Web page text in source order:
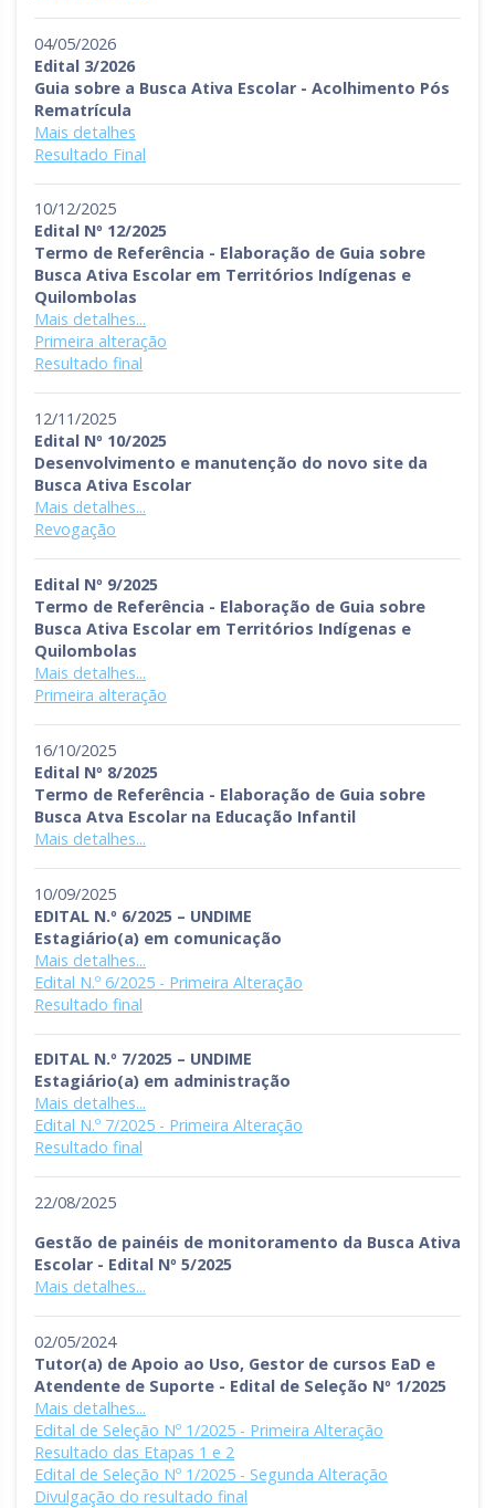
04/05/2026
Edital 3/2026
Guia sobre a Busca Ativa Escolar - Acolhimento Pós
Rematrícula
Mais detalhes
Resultado Final
10/12/2025
Edital Nº 12/2025
Termo de Referência - Elaboração de Guia sobre
Busca Ativa Escolar em Territórios Indígenas e
Quilombolas
Mais detalhes...
Primeira alteração
Resultado final
12/11/2025
Edital Nº 10/2025
Desenvolvimento e manutenção do novo site da
Busca Ativa Escolar
Mais detalhes...
Revogação
Edital Nº 9/2025
Termo de Referência - Elaboração de Guia sobre
Busca Ativa Escolar em Territórios Indígenas e
Quilombolas
Mais detalhes...
Primeira alteração
16/10/2025
Edital Nº 8/2025
Termo de Referência - Elaboração de Guia sobre
Busca Atva Escolar na Educação Infantil
Mais detalhes...
10/09/2025
EDITAL N.º 6/2025 – UNDIME
Estagiário(a) em comunicação
Mais detalhes...
Edital N.º 6/2025 - Primeira Alteração
Resultado final
EDITAL N.º 7/2025 – UNDIME
Estagiário(a) em administração
Mais detalhes...
Edital N.º 7/2025 - Primeira Alteração
Resultado final
22/08/2025
Gestão de painéis de monitoramento da Busca Ativa
Escolar - Edital Nº 5/2025
Mais detalhes...
02/05/2024
Tutor(a) de Apoio ao Uso, Gestor de cursos EaD e
Atendente de Suporte - Edital de Seleção Nº 1/2025
Mais detalhes...
Edital de Seleção Nº 1/2025 - Primeira Alteração
Resultado das Etapas 1 e 2
Edital de Seleção Nº 1/2025 - Segunda Alteração
Divulgação do resultado final